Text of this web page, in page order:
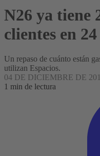
N26 ya tiene
clientes en
Un repaso de cuánto están
utilizan Espacios.
04 DE DICIEMBRE DE
1 min de lectura